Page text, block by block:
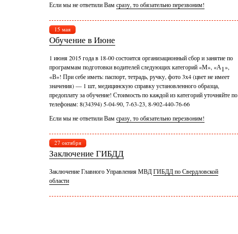
Если мы не ответили Вамсразу, то обязательно перезвоним!
15 мая
Обучение в Июне
1 июня 2015 года в 18-00 состоится организационный сбор и занятие по
программам подготовки водителей следующих категорий «М», «А1»,
«В»! При себе иметь: паспорт, тетрадь, ручку, фото 3х4 (цвет не имеет
значения) — 1 шт, медицинскую справку установленного образца,
предоплату за обучение! Стоимость по каждой из категорий уточняйте по
телефонам: 8(34394) 5-04-90, 7-63-23, 8-902-440-76-66
Если мы не ответили Вамсразу, то обязательно перезвоним!
27 октября
Заключение ГИБДД
Заключение Главного Управления МВДГИБДД по Свердловской
области